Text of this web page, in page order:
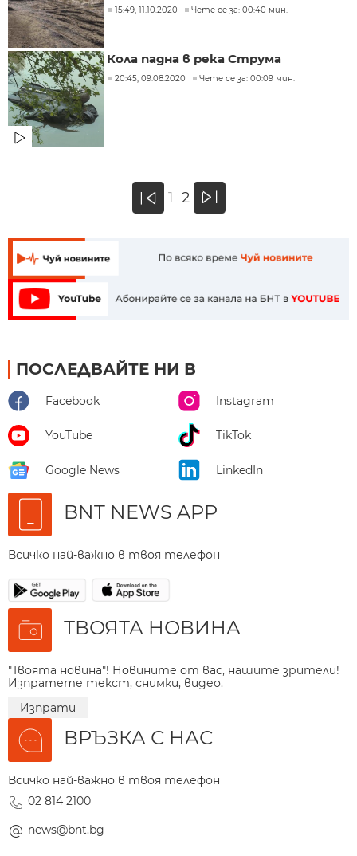
15:49, 11.10.2020 Чете се за: 00:40 мин.
Кола падна в река Струма
20:45, 09.08.2020 Чете се за: 00:09 мин.
« 1 2 »
ПОСЛЕДВАЙТЕ НИ В
Facebook Instagram
YouTube TikTok
Google News LinkedIn
BNT NEWS APP
Всичко най-важно в твоя телефон
ТВОЯТА НОВИНА
"Твоята новина"! Новините от вас, нашите зрители!
Изпратете текст, снимки, видео.
Изпрати
ВРЪЗКА С НАС
Всичко най-важно в твоя телефон
02 814 2100
news@bnt.bg